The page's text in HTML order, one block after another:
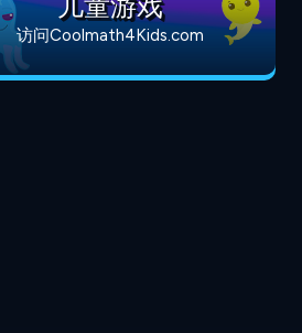
访问Coolmath4Kids.com